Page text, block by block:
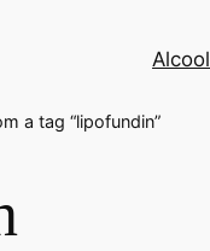
Alcool
a tag “lipofundin”